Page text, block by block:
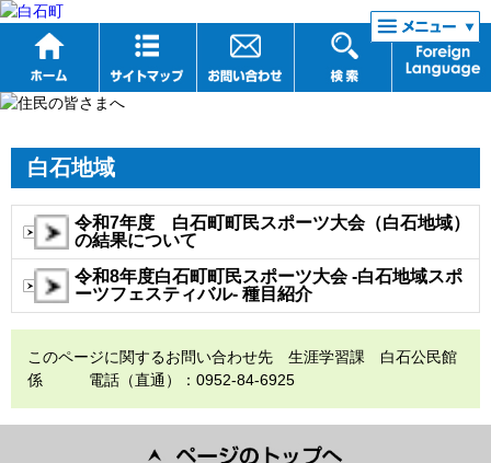
リンク集
白石地域
令和7年度 白石町町民スポーツ大会（白石地域）
の結果について
令和8年度白石町町民スポーツ大会 -白石地域スポ
ーツフェスティバル- 種目紹介
このページに関するお問い合わせ先 生涯学習課 白石公民館
係 電話（直通）：0952-84-6925